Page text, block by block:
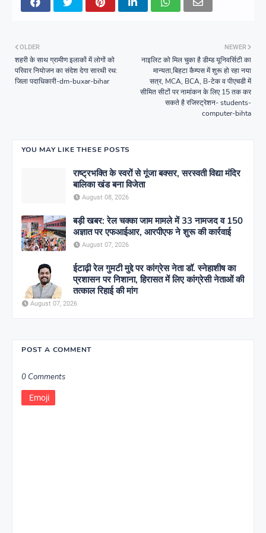
NEWER
नाइलिट को मिल चुका है डीम्ड यूनिवर्सिटी का
मान्यता,बिहटा कैम्पस में शुरू हो रहा नया
सत्र, MCA, BCA, B-टेक व पीएचडी में
सीमित सीटों पर नामांकन के लिए 15 तक कर
सकते है रजिस्ट्रेशन- students-
computer-bihta
OLDER
शहरी के साथ ग्रामीण इलाकों में लोगों को
परिवार नियोजन का संदेश देगा सारथी रथ:
जिला पदाधिकारी-dm-buxar-bihar
YOU MAY LIKE THESE POSTS
राष्ट्रभक्ति के स्वरों से गूंजा बक्सर, सरस्वती विद्या मंदिर
बालिका खंड बना विजेता
August 08, 2026
बड़ी खबर: रेल चक्का जाम मामले में 33 नामजद व 150
अज्ञात पर एफआईआर, आरपीएफ ने शुरू की कार्रवाई
August 07, 2026
ईटाढ़ी रेल गुमटी मुद्दे पर कांग्रेस नेता डॉ. स्नेहाशीष का
प्रशासन पर निशाना, हिरासत में लिए कांग्रेसी नेताओं की
तत्काल रिहाई की मांग
August 07, 2026
POST A COMMENT
0 Comments
Emoji